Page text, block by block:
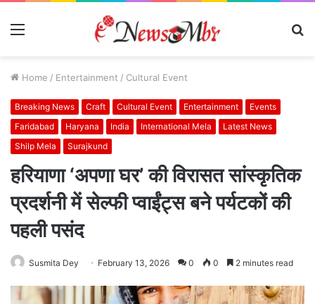
Menu
Home / Entertainment / Cultural Event
Breaking News Craft Cultural Event Entertainment
Events
Faridabad
Haryana India International Mela
Latest News
Shilp Mela
Surajkund
हरियाणा ‘अपणा घर’ की विरासत सांस्कृतिक
प्रदर्शनी में सेल्फी प्वाईंट्स बने पर्यटकों की
पहली पसंद
Susmita Dey February 13, 2026 0 0 2 minutes read